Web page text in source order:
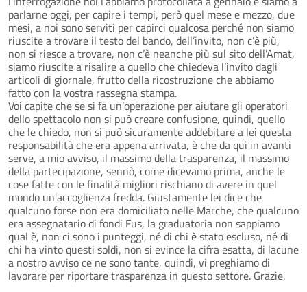
parlarne oggi, per capire i tempi, però quel mese e mezzo, due
mesi, a noi sono serviti per capirci qualcosa perché non siamo
riuscite a trovare il testo del bando, dell’invito, non c’è più,
non si riesce a trovare, non c’è neanche più sul sito dell’Amat,
siamo riuscite a risalire a quello che chiedeva l’invito dagli
articoli di giornale, frutto della ricostruzione che abbiamo
fatto con la vostra rassegna stampa.
Voi capite che se si fa un’operazione per aiutare gli operatori
dello spettacolo non si può creare confusione, quindi, quello
che le chiedo, non si può sicuramente addebitare a lei questa
responsabilità che era appena arrivata, è che da qui in avanti
serve, a mio avviso, il massimo della trasparenza, il massimo
della partecipazione, sennò, come dicevamo prima, anche le
cose fatte con le finalità migliori rischiano di avere in quel
mondo un’accoglienza fredda. Giustamente lei dice che
qualcuno forse non era domiciliato nelle Marche, che qualcuno
era assegnatario di fondi Fus, la graduatoria non sappiamo
qual è, non ci sono i punteggi, né di chi è stato escluso, né di
chi ha vinto questi soldi, non si evince la cifra esatta, di lacune
a nostro avviso ce ne sono tante, quindi, vi preghiamo di
lavorare per riportare trasparenza in questo settore. Grazie.